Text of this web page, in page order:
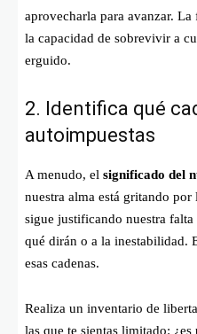
aprovecharla para avanzar.
la capacidad de sobrevivir a
erguido.
2. Identifica qué
autoimpuestas
A menudo, el significado del
nuestra alma está gritando
sigue justificando nuestra
qué dirán o a la inestabilidad.
esas cadenas.
Realiza un inventario de
las que te sientas limitado: